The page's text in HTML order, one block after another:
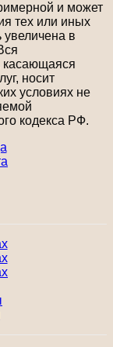
и может
тех или иных
увеличена в
касающаяся
носит
условиях не
кодекса РФ.